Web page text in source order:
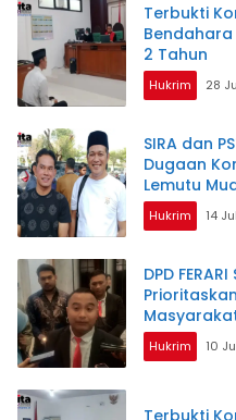
Terbukti
Bendahara
2 Tahun
Hukrim 28
SIRA dan
Dugaan
Lemutu
Hukrim 14
DPD
Hukrim 10
Terbukti